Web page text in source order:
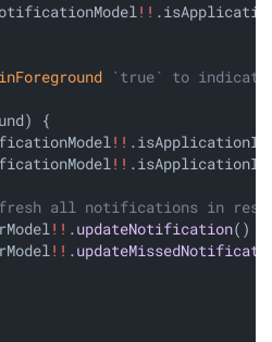
!!
inForeground `true` to indicate
{
!!
!!
all notifications in
!! .updateNotification()
!! .